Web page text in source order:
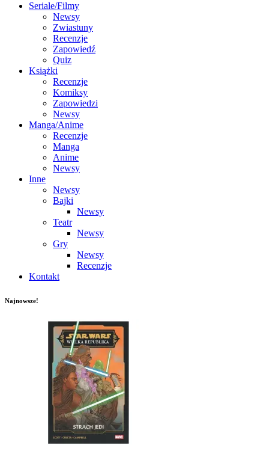
Seriale/Filmy
Newsy
Zwiastuny
Recenzje
Zapowiedź
Quiz
Książki
Recenzje
Komiksy
Zapowiedzi
Newsy
Manga/Anime
Recenzje
Manga
Anime
Newsy
Inne
Newsy
Bajki
Newsy
Teatr
Newsy
Gry
Newsy
Recenzje
Kontakt
Najnowsze!